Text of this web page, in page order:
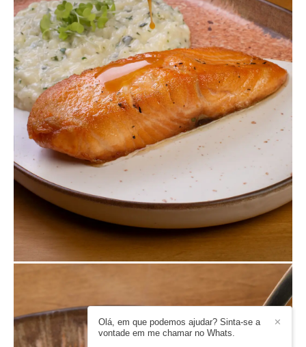
✕
Olá, em que podemos ajudar? Sinta-se a
vontade em me chamar no Whats.